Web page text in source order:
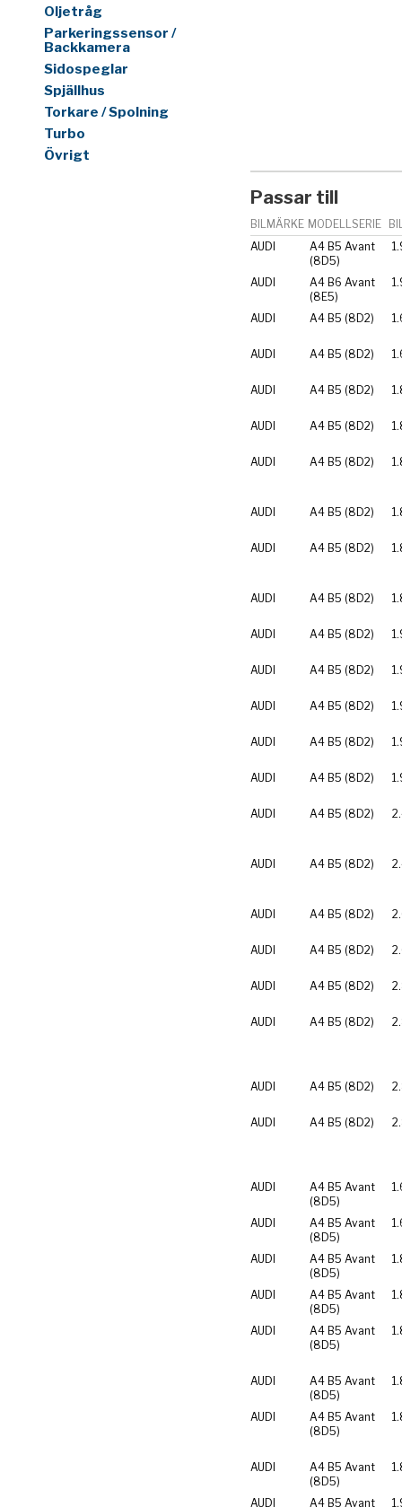
Oljetråg
Parkeringssensor /
Backkamera
Sidospeglar
Spjällhus
Torkare / Spolning
Turbo
Övrigt
Passar till
BILMÄRKE MODELLSERIE
AUDI
A4 B5 Avant
(8D5)
AUDI
A4 B6 Avant
(8E5)
AUDI A4 B5 (8D2)
AUDI A4 B5 (8D2)
AUDI A4 B5 (8D2)
AUDI A4 B5 (8D2)
AUDI A4 B5 (8D2)
AUDI A4 B5 (8D2)
AUDI A4 B5 (8D2)
AUDI A4 B5 (8D2)
AUDI A4 B5 (8D2)
AUDI A4 B5 (8D2)
AUDI A4 B5 (8D2)
AUDI A4 B5 (8D2)
AUDI A4 B5 (8D2)
AUDI A4 B5 (8D2)
AUDI A4 B5 (8D2)
AUDI A4 B5 (8D2)
AUDI A4 B5 (8D2)
AUDI A4 B5 (8D2)
AUDI A4 B5 (8D2)
AUDI A4 B5 (8D2)
AUDI A4 B5 (8D2)
AUDI
A4 B5 Avant
(8D5)
AUDI
A4 B5 Avant
(8D5)
AUDI
A4 B5 Avant
(8D5)
AUDI
A4 B5 Avant
(8D5)
AUDI
A4 B5 Avant
(8D5)
AUDI
A4 B5 Avant
(8D5)
AUDI
A4 B5 Avant
(8D5)
AUDI
A4 B5 Avant
(8D5)
AUDI A4 B5 Avant